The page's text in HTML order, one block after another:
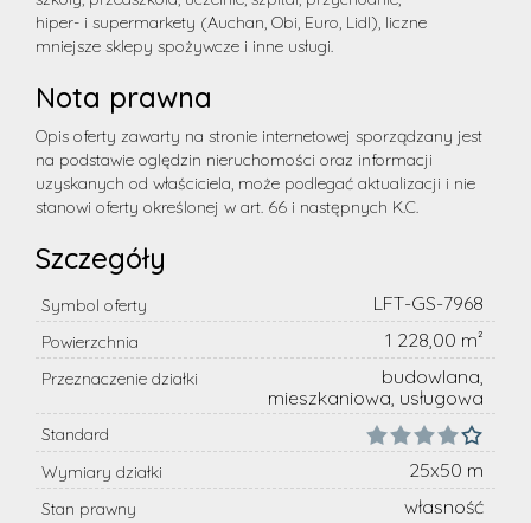
hiper- i supermarkety (Auchan, Obi, Euro, Lidl), liczne
mniejsze sklepy spożywcze i inne usługi.
Nota prawna
Opis oferty zawarty na stronie internetowej sporządzany jest
na podstawie oględzin nieruchomości oraz informacji
uzyskanych od właściciela, może podlegać aktualizacji i nie
stanowi oferty określonej w art. 66 i następnych K.C.
Szczegóły
Symbol oferty LFT-GS-7968
Powierzchnia 1 228,00 m²
Przeznaczenie działki
budowlana,
mieszkaniowa, usługowa
Standard
Wymiary działki
25x50 m
Stan prawny własność